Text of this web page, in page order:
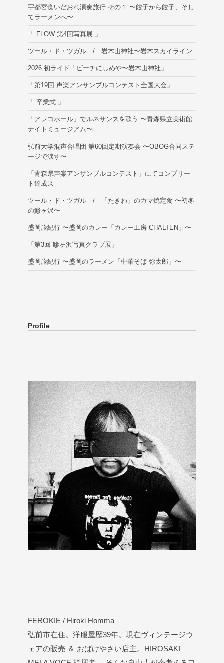
宇都宮食いだおれ演奏旅行 その１ 〜餃子から餃子、そし
てラーメンへ〜
「 FLOW 第4回写真展 」
ツール・ド・ツガル / 岩木山神社〜岩木スカイライン
2026 初ライド「ビーチにしめや〜岩木山神社」
「第19回 声楽アンサンブルコンテスト全国大会」
「 卒業式 」
「アレコホール」でルネサンスを歌う 〜青森県立美術館
ナイトミュージアム〜
弘前大学混声合唱団 第60回定期演奏会 〜OBOG合同ステ
ージで涙す〜
「青森県声楽アンサンブルコンテスト」にてコンプリー
ト達成ス
ツール・ド・ツガル / 「たきわ」のカマ焼定食 〜初冬
の鯵ヶ沢〜
盛岡旅紀行 〜盛岡のカレー「カレー工房 CHALTEN」〜
「第3回 鰺ヶ沢写真クラブ展」
盛岡旅紀行 〜盛岡のラーメン「中華そば 弥太郎」〜
Profile
FEROKIE / Hiroki Homma
弘前市在住。洋服屋歴39年。現在ヴィンテージウ
ェアの販売 ＆ おばけやさい店主。HIROSAKI